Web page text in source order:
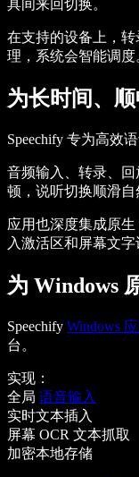
具间来回切换。
在支持的设备上，
理，系统会智能调度
为长时间、
Speechify 专为高效
音频输入、转录、
顿，说听切换顺滑自
应用也深度集成原
入激活区和屏幕文字
为 Windows
Speechify Windows
台。
实现：
全局 语音输入
实时文本插入
屏幕 OCR 文本抓取
加密本地存储